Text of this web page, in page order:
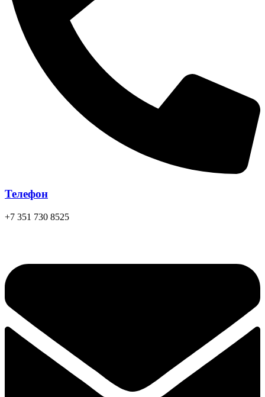
Телефон
+7 351 730 8525